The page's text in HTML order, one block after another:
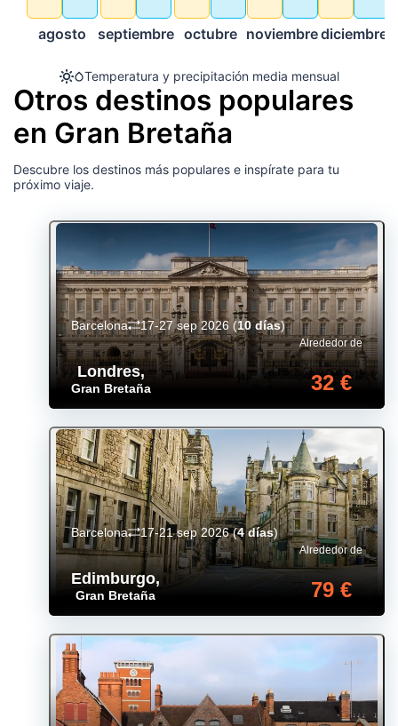
Temperatura y precipitación media mensual
agosto septiembre octubre noviembrediciembre
Otros destinos populares
en Gran Bretaña
Descubre los destinos más populares e inspírate para tu
próximo viaje.
Londres,
Gran Bretaña
Alrededor de
32 €
Barcelona 17-27 sep 2026(10 días)
Edimburgo,
Gran Bretaña
Alrededor de
79 €
Barcelona 17-21 sep 2026(4 días)